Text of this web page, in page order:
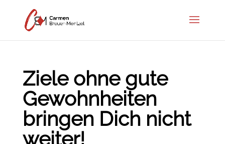
Ziele ohne gute
Gewohnheiten
bringen Dich nicht
weiter!